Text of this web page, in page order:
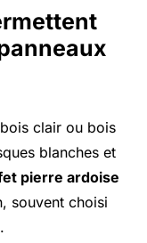
clair ou bois
blanches et
pierre ardoise
souvent choisi